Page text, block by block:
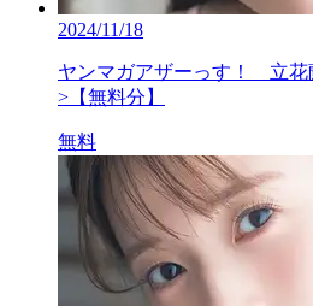
2024/11/18
ヤンマガアザーっす！ 立
>【無料分】
無料